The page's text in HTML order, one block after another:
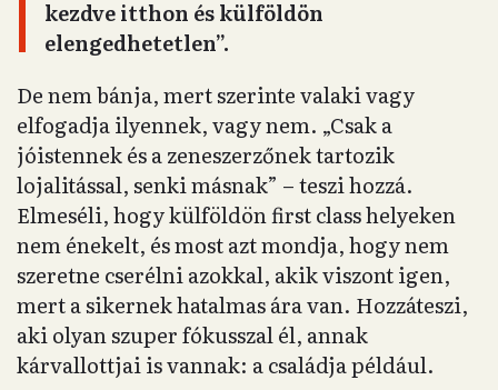
kezdve itthon és külföldön
elengedhetetlen”.
De nem bánja, mert szerinte valaki vagy
elfogadja ilyennek, vagy nem. „Csak a
jóistennek és a zeneszerzőnek tartozik
lojalitással, senki másnak” – teszi hozzá.
Elmeséli, hogy külföldön first class helyeken
nem énekelt, és most azt mondja, hogy nem
szeretne cserélni azokkal, akik viszont igen,
mert a sikernek hatalmas ára van. Hozzáteszi,
aki olyan szuper fókusszal él, annak
kárvallottjai is vannak: a családja például.